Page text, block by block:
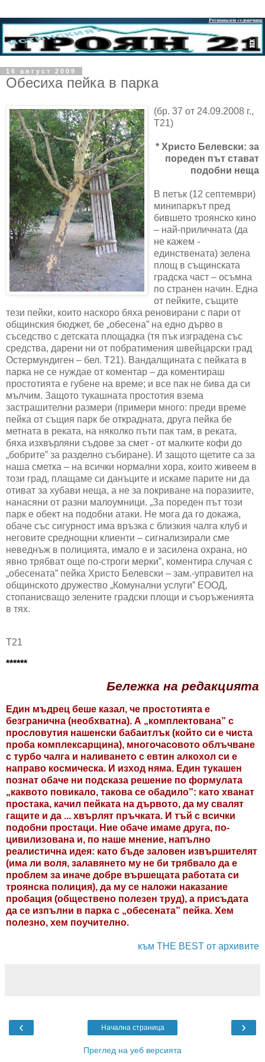
16 август 2009
Обесиха пейка в парка
(бр. 37 от 24.09.2008 г.,
Т21)
* Христо Белевски: за
пореден път стават
подобни неща
В петък (12 септември)
минипаркът пред
бившето троянско кино
– най-приличната (да
не кажем -
единствената) зелена
площ в същинската
градска част – осъмна
по странен начин. Една
от пейките, същите
тези пейки, които наскоро бяха реновирани с пари от
общинския бюджет, бе „обесена” на едно дърво в
съседство с детската площадка (тя пък изградена със
средства, дарени ни от побратимения швейцарски град
Остермундиген – бел. Т21). Вандалщината с пейката в
парка не се нуждае от коментар – да коментираш
простотията е губене на време; и все пак не бива да си
мълчим. Защото тукашната простотия взема
застрашителни размери (примери много: преди време
пейка от същия парк бе открадната, друга пейка бе
метната в реката, на няколко пъти пак там, в реката,
бяха изхвърляни съдове за смет - от малките кофи до
„бобрите” за разделно събиране). И защото щетите са за
наша сметка – на всички нормални хора, които живеем в
този град, плащаме си данъците и искаме парите ни да
отиват за хубави неща, а не за покриване на поразиите,
нанасяни от разни малоумници. „За пореден път този
парк е обект на подобни атаки. Не мога да го докажа,
обаче със сигурност има връзка с близкия чалга клуб и
неговите среднощни клиенти – сигнализирали сме
неведнъж в полицията, имало е и засилена охрана, но
явно трябват още по-строги мерки”, коментира случая с
„обесената” пейка Христо Белевски – зам.-управител на
общинското дружество „Комунални услуги” ЕООД,
стопанисващо зелените градски площи и съоръженията
в тях.
Т21
******
Бележка на редакцията
Един мъдрец беше казал, че простотията е
безгранична (необхватна). А „комплектована” с
прословутия нашенски бабаитлък (който си е чиста
проба комплексарщина), многочасовото облъчване
с турбо чалга и наливането с евтин алкохол си е
направо космическа. И изход няма. Един тукашен
познат обаче ни подсказа решение по формулата
„каквото повикало, такова се обадило”: като хванат
простака, качил пейката на дървото, да му свалят
гащите и да ... хвърлят пръчката. И тъй с всички
подобни простаци. Ние обаче имаме друга, по-
цивилизована и, по наше мнение, напълно
реалистична идея: като бъде заловен извършителят
(има ли воля, залавянето му не би трябвало да е
проблем за иначе добре вършещата работата си
троянска полиция), да му се наложи наказание
пробация (обществено полезен труд), а присъдата
да се изпълни в парка с „обесената” пейка. Хем
полезно, хем поучително.
към THE BEST от архивите
‹ ›
Начална страница
Преглед на уеб версията